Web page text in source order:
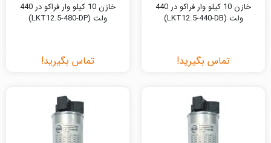
خازن 10 کیلو وار فراکو در 440
ولت (LKT12.5-440-DB)
تماس بگیرید!
خازن 10 کیلو وار فراکو در 440
ولت (LKT12.5-480-DP)
تماس بگیرید!